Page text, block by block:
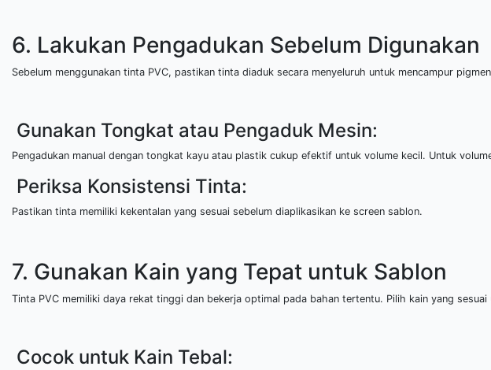
6. Lakukan Pengadukan Sebelum Digunakan
Sebelum menggunakan tinta PVC, pastikan tinta diaduk secara menyeluruh untuk mencampur
Gunakan Tongkat atau Pengaduk Mesin:
Pengadukan manual dengan tongkat kayu atau plastik cukup efektif untuk volume kecil. Untuk
Periksa Konsistensi Tinta:
Pastikan tinta memiliki kekentalan yang sesuai sebelum diaplikasikan ke screen sablon.
7. Gunakan Kain yang Tepat untuk Sablon
Tinta PVC memiliki daya rekat tinggi dan bekerja optimal pada bahan tertentu. Pilih kain yang
Cocok untuk Kain Tebal: